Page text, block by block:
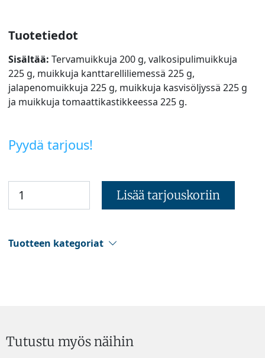
Tuotetiedot
Sisältää: Tervamuikkuja 200 g, valkosipulimuikkuja
225 g, muikkuja kanttarelliliemessä 225 g,
jalapenomuikkuja 225 g, muikkuja kasvisöljyssä 225 g
ja muikkuja tomaattikastikkeessa 225 g.
Pyydä tarjous!
Lisää tarjouskoriin
Tuotteen kategoriat
Tutustu myös näihin